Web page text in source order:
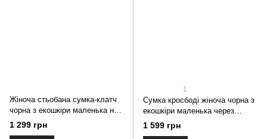
Жіноча стьобана сумка-клатч
чорна з екошкіри маленька на
плече з ланцюжком FULI
1 299 грн
1
Сумка кросбоді жіноча чорна з
екошкіри маленька через
плече зі срібною фурнітурою
1 599 грн